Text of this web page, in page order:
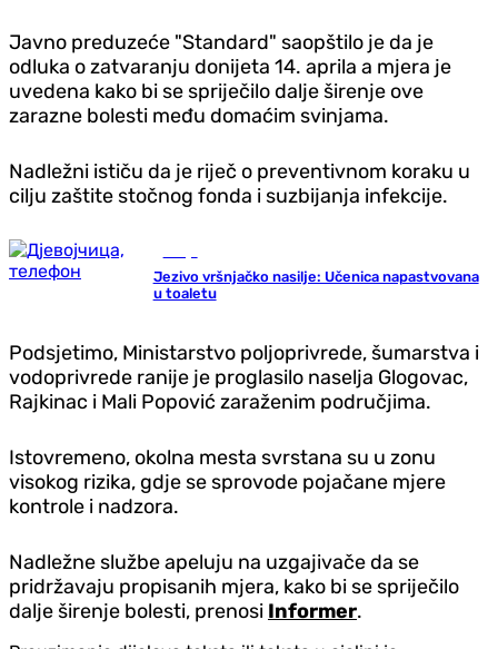
Javno preduzeće "Standard" saopštilo je da je
odluka o zatvaranju donijeta 14. aprila a mjera je
uvedena kako bi se spriječilo dalje širenje ove
zarazne bolesti među domaćim svinjama.
Nadležni ističu da je riječ o preventivnom koraku u
cilju zaštite stočnog fonda i suzbijanja infekcije.
Jezivo vršnjačko nasilje: Učenica napastvovana
u toaletu
Podsjetimo, Ministarstvo poljoprivrede, šumarstva i
vodoprivrede ranije je proglasilo naselja Glogovac,
Rajkinac i Mali Popović zaraženim područjima.
Istovremeno, okolna mesta svrstana su u zonu
visokog rizika, gdje se sprovode pojačane mjere
kontrole i nadzora.
Nadležne službe apeluju na uzgajivače da se
pridržavaju propisanih mjera, kako bi se spriječilo
dalje širenje bolesti, prenosi Informer.